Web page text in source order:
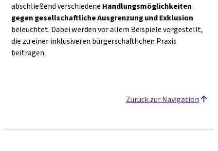
abschließend verschiedene Handlungsmöglichkeiten
gegen gesellschaftliche Ausgrenzung und Exklusion
beleuchtet. Dabei werden vor allem Beispiele vorgestellt,
die zu einer inklusiveren bürgerschaftlichen Praxis
beitragen.
Zurück zur Navigation